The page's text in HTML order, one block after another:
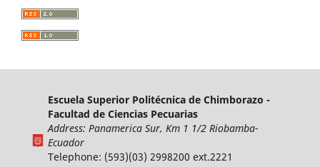
Escuela Superior Politécnica de Chimborazo -
Facultad de Ciencias Pecuarias
Address: Panamerica Sur, Km 1 1/2 Riobamba-
Ecuador
Telephone: (593)(03) 2998200 ext.2221